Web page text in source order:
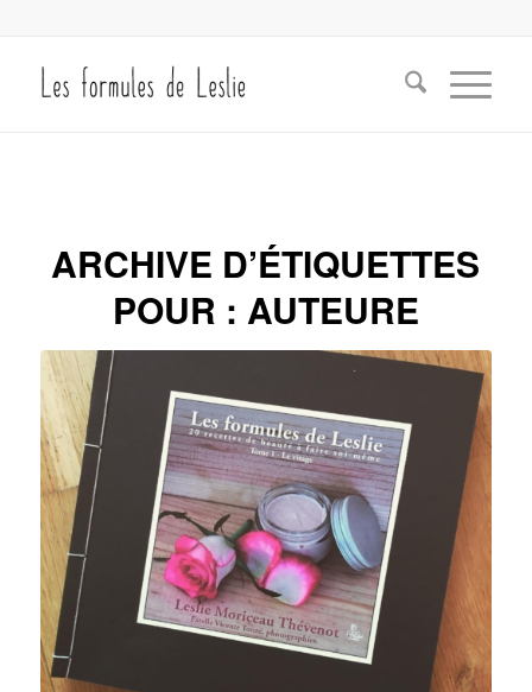
ARCHIVE D’ÉTIQUETTES
POUR : AUTEURE